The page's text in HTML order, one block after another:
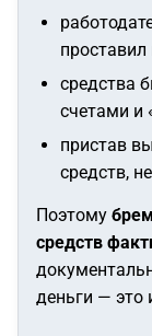
средства
счетами и
пристав
средств,
Поэтому
средств
деньги — это